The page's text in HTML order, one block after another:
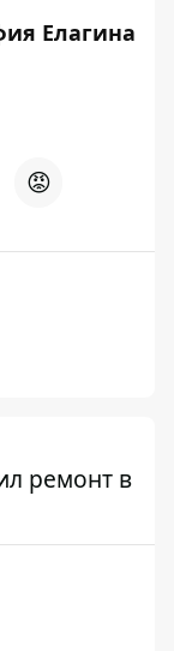
Елагина
😡
ремонт в